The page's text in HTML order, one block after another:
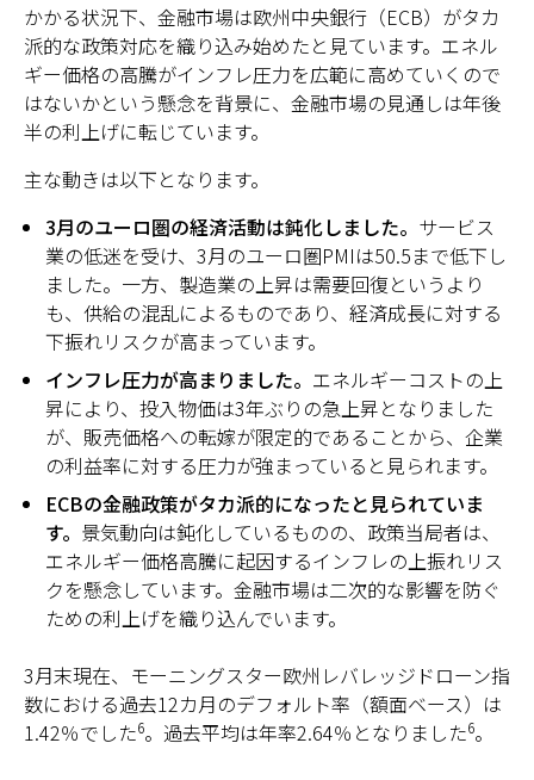
かかる状況下、金融市場は欧州中央銀行（ECB）がタカ
派的な政策対応を織り込み始めたと見ています。エネル
ギー価格の高騰がインフレ圧力を広範に高めていくので
はないかという懸念を背景に、金融市場の見通しは年後
半の利上げに転じています。
主な動きは以下となります。
3月のユーロ圏の経済活動は鈍化しました。 サービス
業の低迷を受け、3月のユーロ圏PMIは50.5まで低下し
ました。一方、製造業の上昇は需要回復というより
も、供給の混乱によるものであり、経済成長に対する
下振れリスクが高まっています。
インフレ圧力が高まりました。 エネルギーコストの上
昇により、投入物価は3年ぶりの急上昇となりました
が、販売価格への転嫁が限定的であることから、企業
の利益率に対する圧力が強まっていると見られます。
ECBの金融政策がタカ派的になったと見られていま
す。 景気動向は鈍化しているものの、政策当局者は、
エネルギー価格高騰に起因するインフレの上振れリス
クを懸念しています。金融市場は二次的な影響を防ぐ
ための利上げを織り込んでいます。
3月末現在、モーニングスター欧州レバレッジドローン指
数における過去12カ月のデフォルト率（額面ベース）は
1.42％でした6。過去平均は年率2.64％となりました6。